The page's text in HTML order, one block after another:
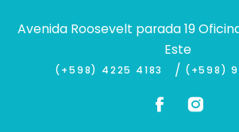
Avenida Roosevelt parada 19
Este
(+598) 4225 4183 / (+598)